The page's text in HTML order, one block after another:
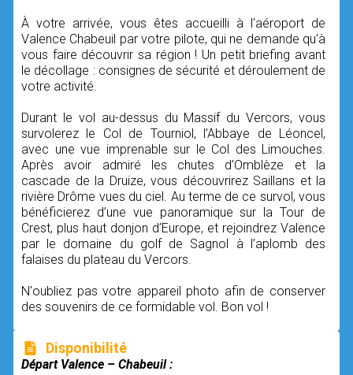
À votre arrivée, vous êtes accueilli à l'aéroport de
Valence Chabeuil par votre pilote, qui ne demande qu'à
vous faire découvrir sa région ! Un petit briefing avant
le décollage : consignes de sécurité et déroulement de
votre activité.
Durant le vol au-dessus du Massif du Vercors, vous
survolerez le Col de Tourniol, l’Abbaye de Léoncel,
avec une vue imprenable sur le Col des Limouches.
Après avoir admiré les chutes d’Omblèze et la
cascade de la Druize, vous découvrirez Saillans et la
rivière Drôme vues du ciel. Au terme de ce survol, vous
bénéficierez d’une vue panoramique sur la Tour de
Crest, plus haut donjon d’Europe, et rejoindrez Valence
par le domaine du golf de Sagnol à l’aplomb des
falaises du plateau du Vercors.
N'oubliez pas votre appareil photo afin de conserver
des souvenirs de ce formidable vol. Bon vol !
Disponibilité
Départ Valence – Chabeuil :